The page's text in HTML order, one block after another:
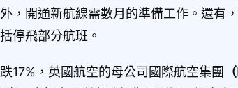
，開通新航線需數月的準備工作。還有
停飛部分航班。
17%，英國航空的母公司國際航空集團 （